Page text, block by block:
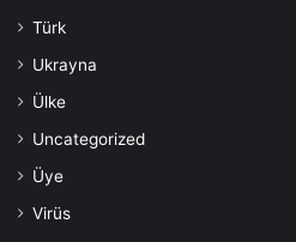
Türk
Ukrayna
Ülke
Uncategorized
Üye
Virüs